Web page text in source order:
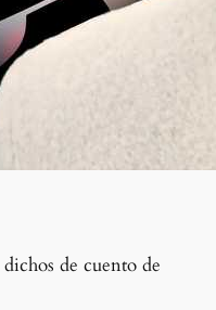
de cuento de